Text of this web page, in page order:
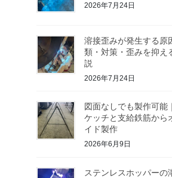
2026年7月24日
溶接歪みが発生する原
類・対策・歪みを抑え
説
2026年7月24日
図面なしでも製作可能
ケッチと支給鉄筋から
イド製作
2026年6月9日
ステンレスホッパーの